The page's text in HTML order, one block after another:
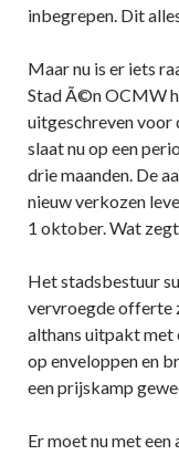
inbegrepen. Dit
Maar nu is er iets
Stad Ã©n OCMW
uitgeschreven voor
slaat nu op een
drie maanden. De
nieuw verkozen
1 oktober. Wat
Het stadsbestuur
vervroegde offerte
althans uitpakt met
op enveloppen en
een prijskamp
Er moet nu met